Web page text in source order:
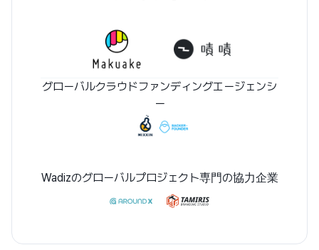
グローバルクラウドファンディングエージェンシ
ー
Wadizのグローバルプロジェクト専門の協力企業